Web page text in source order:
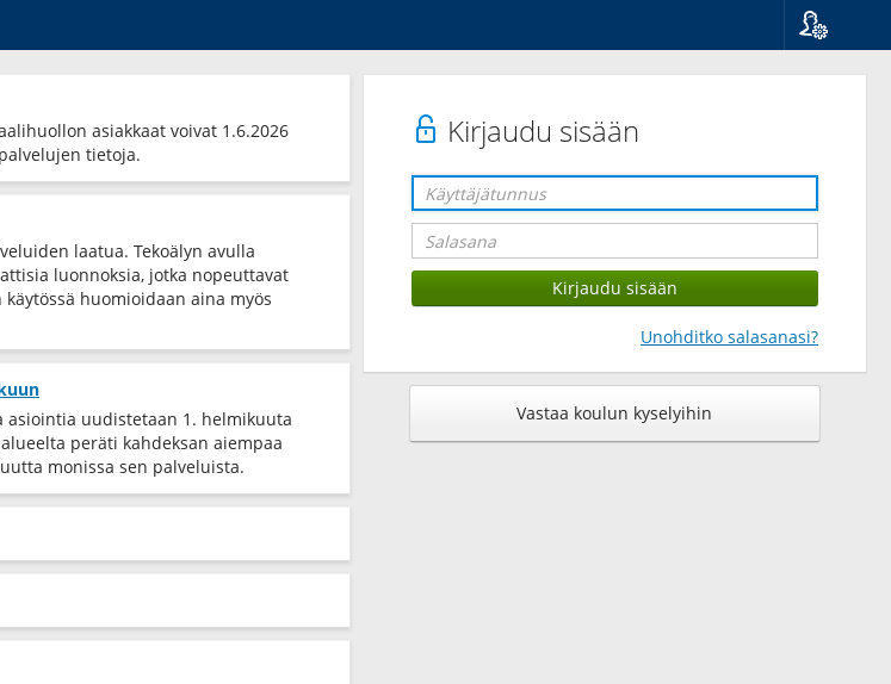
Kirjaudu sisään
Unohditko salasanasi?
Vastaa koulun kyselyihin
asiakkaat voivat 1.6.2026
tietoja.
laatua. Tekoälyn avulla
luonnoksia, jotka nopeuttavat
huomioidaan aina myös
asiointia uudistetaan 1. helmikuuta
peräti kahdeksan aiempaa
monissa sen palveluista.